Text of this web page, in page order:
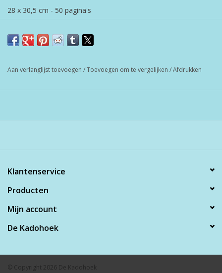
28 x 30,5 cm - 50 pagina's
Aan verlanglijst toevoegen /Toevoegen om te vergelijken /Afdrukken
Klantenservice
Producten
Mijn account
De Kadohoek
© Copyright 2026 De Kadohoek